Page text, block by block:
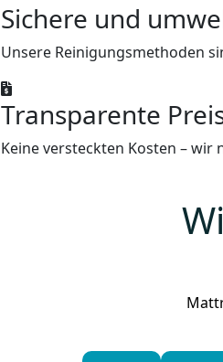
Sichere und
Unsere Reinigungsmethoden
Transparente
Keine versteckten Kosten –